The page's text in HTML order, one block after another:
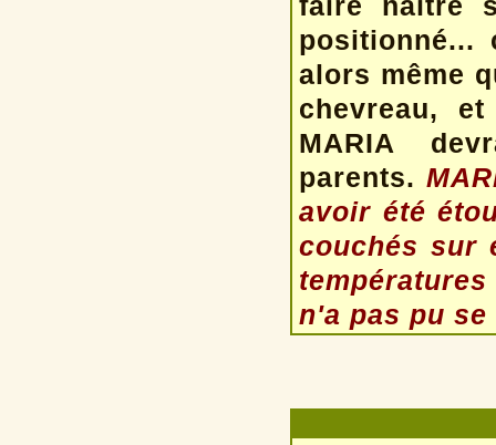
alors même
chevreau,
MARIA
parents.
avoir été
couchés sur
n'a pas pu se